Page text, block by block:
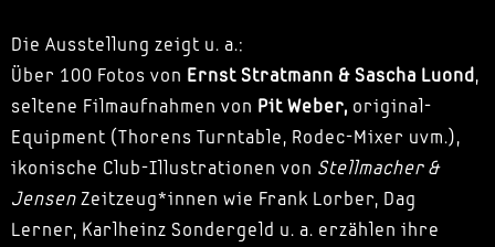
Die Ausstellung zeigt u. a.:
Über 100 Fotos von Ernst Stratmann & Sascha Luond,
seltene Filmaufnahmen von Pit Weber, original-
Equipment (Thorens Turntable, Rodec-Mixer uvm.),
ikonische Club-Illustrationen von Stellmacher &
JensenZeitzeug*innen wie Frank Lorber, Dag
Lerner, Karlheinz Sondergeld u. a. erzählen ihre